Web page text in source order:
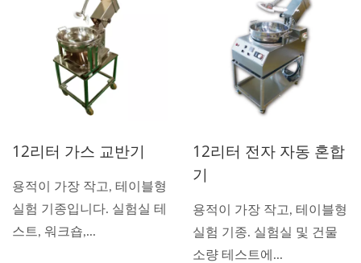
12리터 가스 교반기
용적이 가장 작고, 테이블형
실험 기종입니다. 실험실 테
스트, 워크숍,...
12리터 전자 자동 혼합
기
용적이 가장 작고, 테이블형
실험 기종. 실험실 및 건물
소량 테스트에...